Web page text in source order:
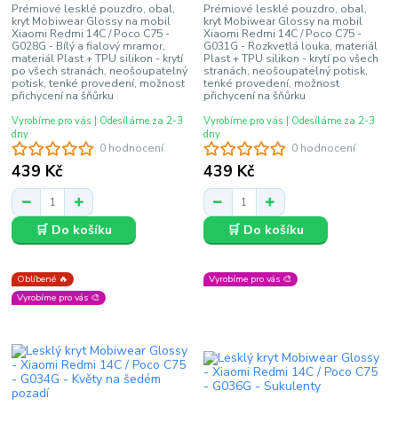
0 hodnocení
Prémiové lesklé pouzdro, obal,
kryt Mobiwear Glossy na mobil
Xiaomi Redmi 14C / Poco C75 -
G028G - Bílý a fialový mramor,
materiál Plast + TPU silikon - krytí
po všech stranách, neošoupatelný
potisk, tenké provedení, možnost
přichycení na šňůrku
439 Kč
Vyrobíme pro vás | Odesíláme za 2-3
dny
🛒 Do košíku
0 hodnocení
Prémiové lesklé pouzdro, obal,
kryt Mobiwear Glossy na mobil
Xiaomi Redmi 14C / Poco C75 -
G031G - Rozkvetlá louka, materiál
Plast + TPU silikon - krytí po všech
stranách, neošoupatelný potisk,
tenké provedení, možnost
přichycení na šňůrku
439 Kč
Vyrobíme pro vás | Odesíláme za 2-3
dny
🛒 Do košíku
Oblíbené 🔥
Vyrobíme pro vás 🎨
Vyrobíme pro vás 🎨